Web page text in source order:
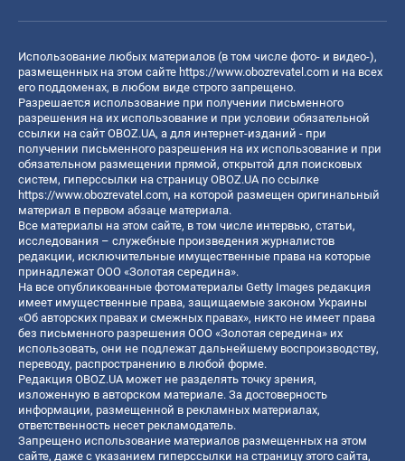
Использование любых материалов (в том числе фото- и видео-),
размещенных на этом сайте https://www.obozrevatel.com и на всех
его поддоменах, в любом виде строго запрещено.
Разрешается использование при получении письменного
разрешения на их использование и при условии обязательной
ссылки на сайт OBOZ.UA, а для интернет-изданий - при
получении письменного разрешения на их использование и при
обязательном размещении прямой, открытой для поисковых
систем, гиперссылки на страницу OBOZ.UA по ссылке
https://www.obozrevatel.com, на которой размещен оригинальный
материал в первом абзаце материала.
Все материалы на этом сайте, в том числе интервью, статьи,
исследования – служебные произведения журналистов
редакции, исключительные имущественные права на которые
принадлежат ООО «Золотая середина».
На все опубликованные фотоматериалы Getty Images редакция
имеет имущественные права, защищаемые законом Украины
«Об авторских правах и смежных правах», никто не имеет права
без письменного разрешения ООО «Золотая середина» их
использовать, они не подлежат дальнейшему воспроизводству,
переводу, распространению в любой форме.
Редакция OBOZ.UA может не разделять точку зрения,
изложенную в авторском материале. За достоверность
информации, размещенной в рекламных материалах,
ответственность несет рекламодатель.
Запрещено использование материалов размещенных на этом
сайте, даже с указанием гиперссылки на страницу этого сайта,